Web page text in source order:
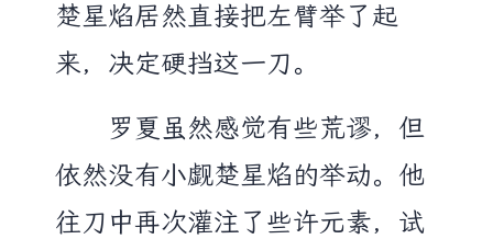
楚星焰居然直接把左臂举了起
来，决定硬挡这一刀。
罗夏虽然感觉有些荒谬，但
依然没有小觑楚星焰的举动。他
往刀中再次灌注了些许元素，试